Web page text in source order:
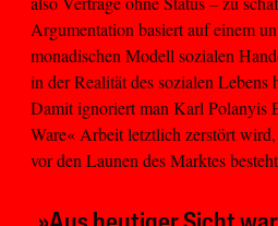
Argumentation basiert auf einem
monadischen Modell sozialen
in der Realität des sozialen
Damit ignoriert man Karl Polanyis
Ware« Arbeit letztlich zerstört
vor den Launen des Marktes